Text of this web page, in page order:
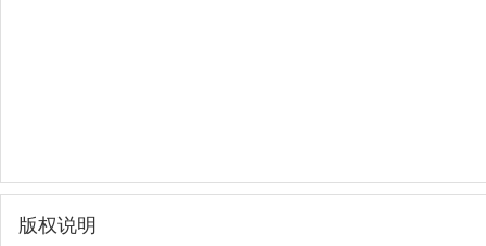
版权说明